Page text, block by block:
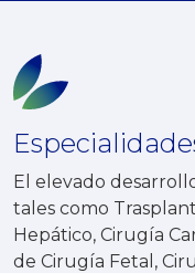
El elevado
tales como
Hepático, Cirugía
de Cirugía Fetal,